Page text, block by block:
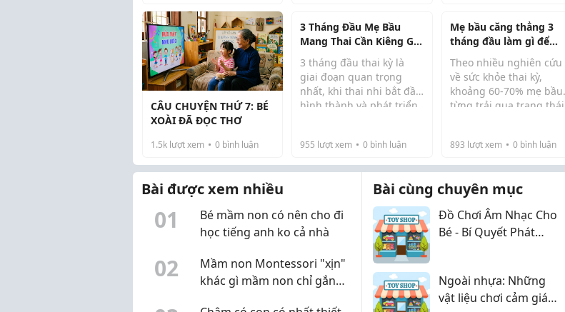
cũng biết...
khỏe mạnh mà cò...
CÂU CHUYỆN THỨ 7: BÉ
XOÀI ĐÃ ĐỌC THƠ
1.5k lượt xem 0 bình luận
3 Tháng Đầu Mẹ Bầu
Mang Thai Cần Kiêng Gì
Để Tránh Dị Tật Thai Nhi
3 tháng đầu thai kỳ là
giai đoạn quan trọng
nhất, khi thai nhi bắt đầu
hình thành và phát triển
sinh hoạt và những điều
cần kiêng, nguy cơ ảnh
hưởng đến ...
955 lượt xem 0 bình luận
Mẹ bầu căng thẳng 3
tháng đầu làm gì để
không ảnh hưởng đến
thai nhi?
Theo nhiều nghiên cứu
về sức khỏe thai kỳ,
khoảng 60-70% mẹ bầu
từng trải qua trạng thái
đầu mang thai. Điều
đáng nói là không ít mẹ
cho rằng đây là cảm...
893 lượt xem 0bình luận
Bài được xem nhiều
01
Bé mầm non có nên cho đi
học tiếng anh ko cả nhà
02
Mầm non Montessori "xịn"
khác gì mầm non chỉ gắn
Bài cùng chuyên mục
Đồ Chơi Âm Nhạc Cho
Bé - Bí Quyết Phát
Ngoài nhựa: Những
vật liệu chơi cảm giác